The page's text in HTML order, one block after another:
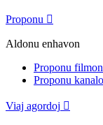
Proponu 
Aldonu enhavon
Proponu filmon
Proponu
Viaj agordoj 